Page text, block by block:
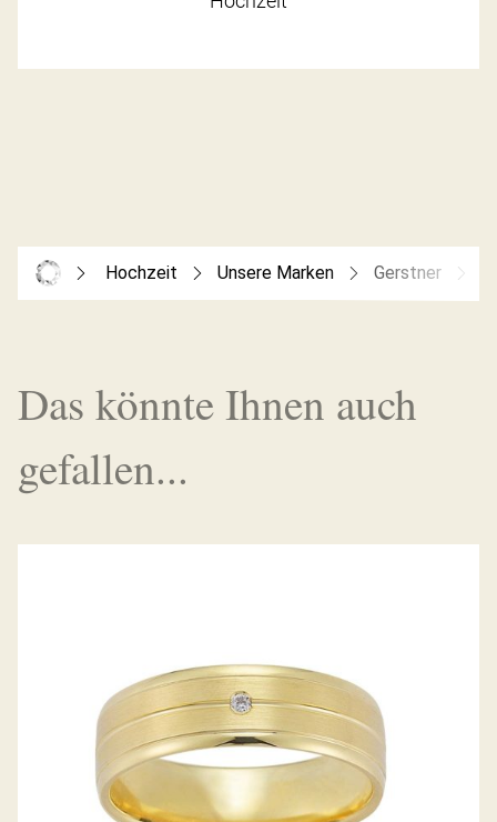
Hochzeit Unsere Marken Gerstner
Das könnte Ihnen auch
gefallen...
GERSTNER TRAURINGE